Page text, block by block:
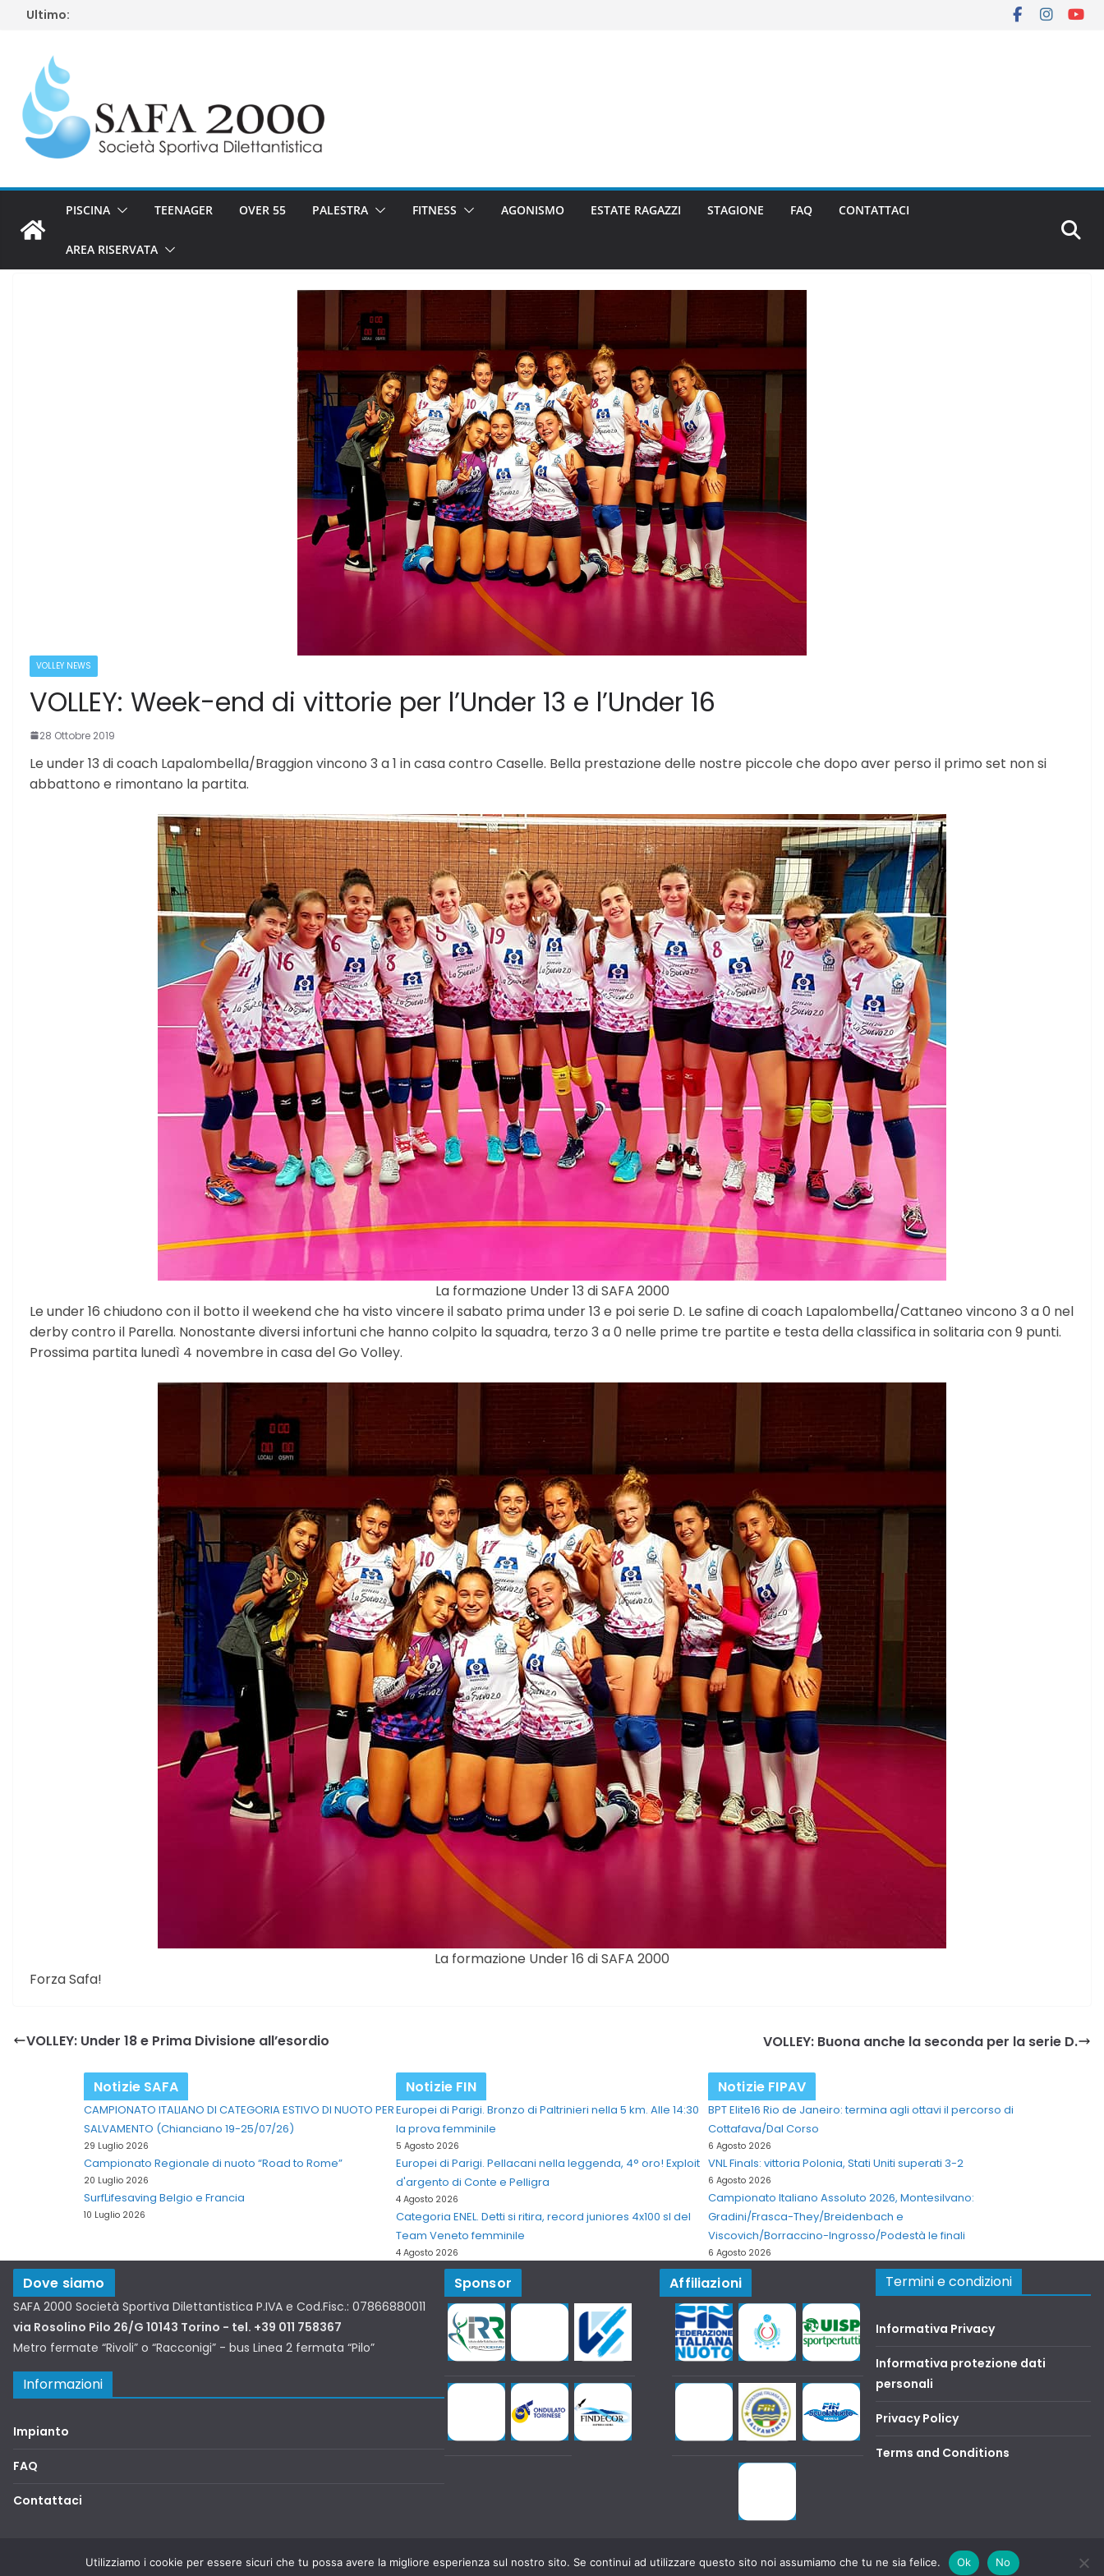
SaltaUltimo:
PISCINA TEENAGER OVER 55 PALESTRA FITNESS AGONISMO ESTATE RAGAZZI STAGIONE FAQ CONTATTACI
AREA RISERVATA
VOLLEY NEWS
VOLLEY: Week-end di vittorie per l’Under 13 e l’Under 16
28 Ottobre 2019
Le under 13 di coach Lapalombella/Braggion vincono 3 a 1 in casa contro Caselle. Bella prestazione delle nostre piccole che dopo aver perso il primo set non si
abbattono e rimontano la partita.
La formazione Under 13 di SAFA 2000
Le under 16 chiudono con il botto il weekend che ha visto vincere il sabato prima under 13 e poi serie D. Le safine di coach Lapalombella/Cattaneo vincono 3 a 0 nel
derby contro il Parella. Nonostante diversi infortuni che hanno colpito la squadra, terzo 3 a 0 nelle prime tre partite e testa della classifica in solitaria con 9 punti.
Prossima partita lunedì 4 novembre in casa del Go Volley.
La formazione Under 16 di SAFA 2000
Forza Safa!
VOLLEY: Under 18 e Prima Divisione all’esordio VOLLEY: Buona anche la seconda per la serie D.
Notizie SAFA
CAMPIONATO ITALIANO DI CATEGORIA ESTIVO DI NUOTO PER
SALVAMENTO (Chianciano 19-25/07/26)
29 Luglio 2026
Campionato Regionale di nuoto “Road to Rome”
20 Luglio 2026
SurfLifesaving Belgio e Francia
10 Luglio 2026
Notizie FIN
Europei di Parigi. Bronzo di Paltrinieri nella 5 km. Alle 14:30
la prova femminile
5 Agosto 2026
Europei di Parigi. Pellacani nella leggenda, 4° oro! Exploit
d'argento di Conte e Pelligra
4 Agosto 2026
Categoria ENEL. Detti si ritira, record juniores 4x100 sl del
Team Veneto femminile
4 Agosto 2026
Notizie FIPAV
BPT Elite16 Rio de Janeiro: termina agli ottavi il percorso di
Cottafava/Dal Corso
6 Agosto 2026
VNL Finals: vittoria Polonia, Stati Uniti superati 3-2
6 Agosto 2026
Campionato Italiano Assoluto 2026, Montesilvano:
Gradini/Frasca-They/Breidenbach e
Viscovich/Borraccino-Ingrosso/Podestà le finali
6 Agosto 2026
Dove siamo
SAFA 2000 Società Sportiva Dilettantistica P.IVA e Cod.Fisc.: 07866880011
via Rosolino Pilo 26/G 10143 Torino - tel. +39 011 758367
Metro fermate “Rivoli” o “Racconigi” - bus Linea 2 fermata “Pilo”
Informazioni
Impianto
FAQ
Contattaci
Sponsor Affiliazioni Termini e condizioni
Informativa Privacy
Informativa protezione dati
personali
Privacy Policy
Terms and Conditions
Copyright © 2026SAFA2000. Tutti i diritti riservati.
Utilizziamo i cookie per essere sicuri che tu possa avere la migliore esperienza sul nostro sito. Se continui ad utilizzare questo sito noi assumiamo che tu ne sia felice. Ok No